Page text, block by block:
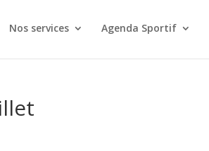
Nos services Agenda Sportif